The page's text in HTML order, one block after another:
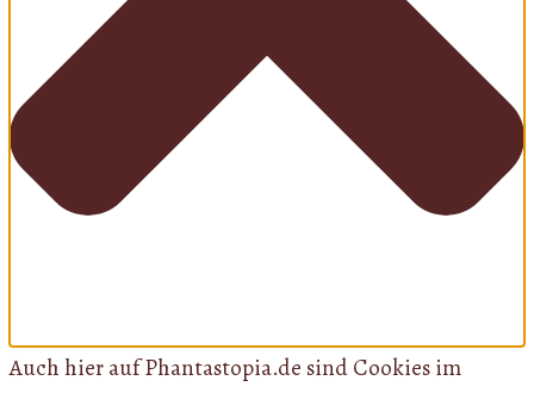
Auch hier auf Phantastopia.de sind Cookies im